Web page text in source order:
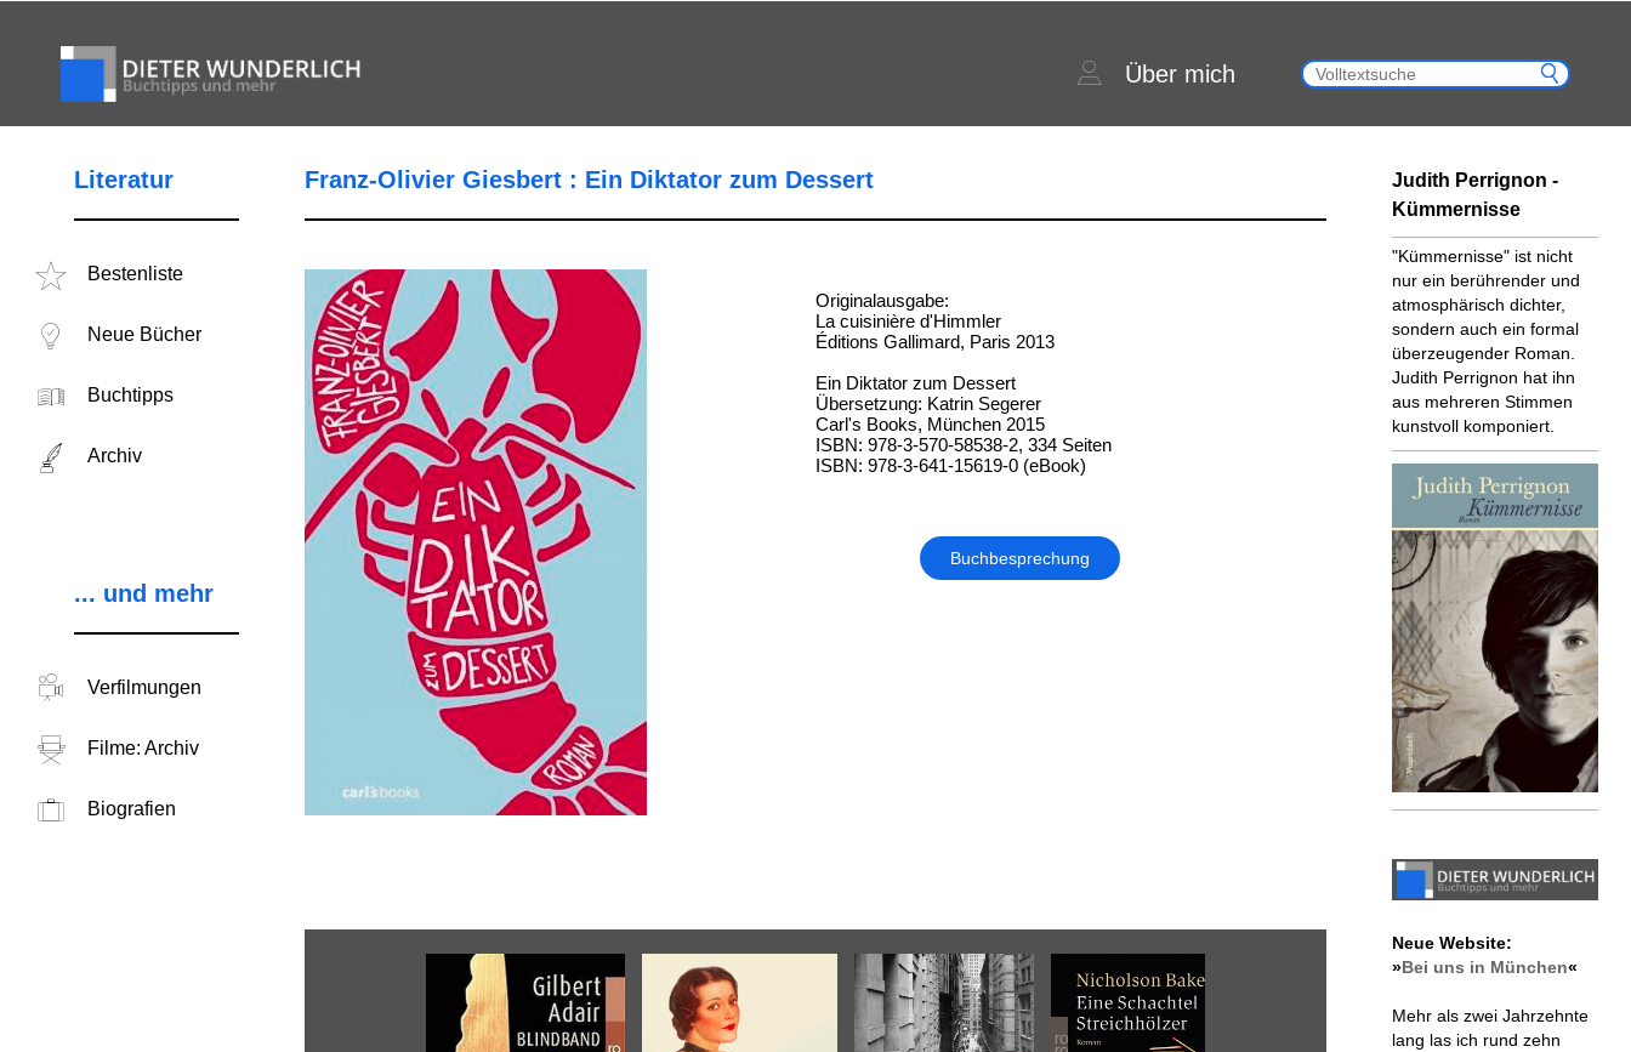
Über mich
Literatur
Bestenliste
Neue Bücher
Buchtipps
Archiv
... und mehr
Verfilmungen
Filme: Archiv
Biografien
Franz-Olivier Giesbert : Ein Diktator zum Dessert
Originalausgabe:
La cuisinière d'Himmler
Éditions Gallimard, Paris 2013
Ein Diktator zum Dessert
Übersetzung: Katrin Segerer
Carl's Books, München 2015
ISBN: 978-3-570-58538-2, 334 Seiten
ISBN: 978-3-641-15619-0 (eBook)
Buchbesprechung
Judith Perrignon -
Kümmernisse
"Kümmernisse" ist nicht
nur ein berührender und
atmosphärisch dichter,
sondern auch ein formal
überzeugender Roman.
Judith Perrignon hat ihn
aus mehreren Stimmen
kunstvoll komponiert.
Neue Website:
»Bei uns in München«
Mehr als zwei Jahrzehnte
lang las ich rund zehn